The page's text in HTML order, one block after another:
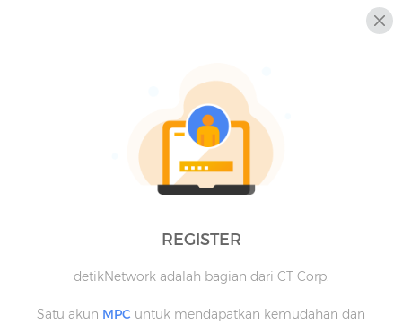
REGISTER
detikNetwork adalah bagian dari CT Corp.
Satu akun MPC untuk mendapatkan kemudahan dan